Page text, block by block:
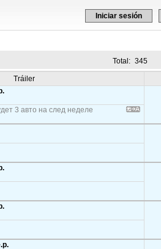
Iniciar sesión
Total: 345
Tráiler
3 авто на след неделе